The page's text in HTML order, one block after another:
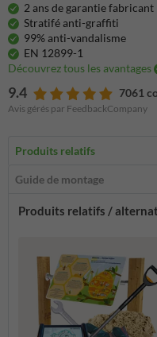
2 ans de garantie fabricant
Stratifé anti-graffiti
99% anti-vandalisme
EN 12899-1
Découvrez tous les avantages
9.4 7061
Avis gérés par FeedbackCompany
Produits relatifs
Guide de montage
Produits relatifs /